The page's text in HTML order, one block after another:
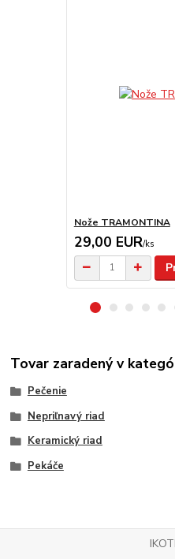
Nože TRAMONTINA
29,00 EUR/ks
Tovar zaradený v
Pečenie
Nepriľnavý riad
Keramický riad
Pekáče